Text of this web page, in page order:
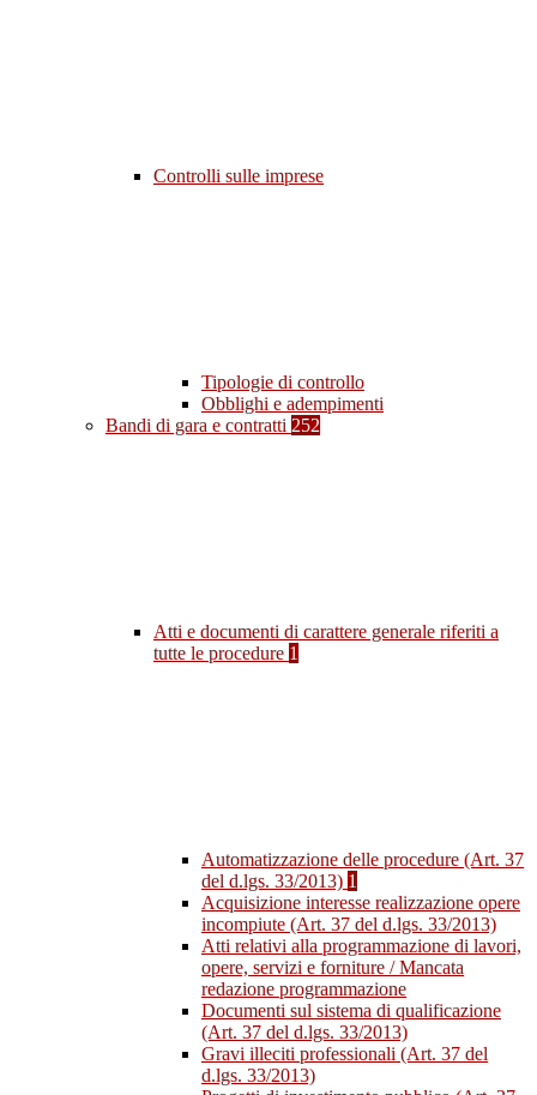
Controlli sulle imprese
Tipologie di controllo
Obblighi e adempimenti
Bandi di gara e contratti 252
Atti e documenti di carattere generale riferiti a
tutte le procedure 1
Automatizzazione delle procedure (Art. 37
del d.lgs. 33/2013) 1
Acquisizione interesse realizzazione opere
incompiute (Art. 37 del d.lgs. 33/2013)
Atti relativi alla programmazione di lavori,
opere, servizi e forniture / Mancata
redazione programmazione
Documenti sul sistema di qualificazione
(Art. 37 del d.lgs. 33/2013)
Gravi illeciti professionali (Art. 37 del
d.lgs. 33/2013)